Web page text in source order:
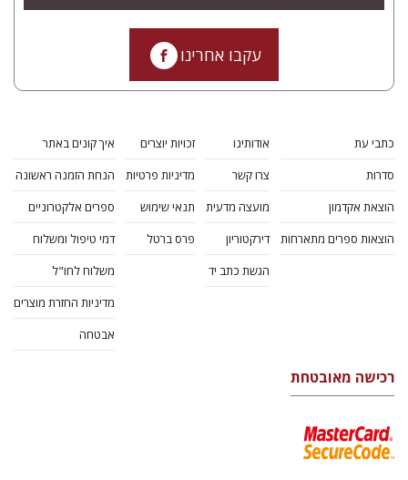
עקבו אחרינו
כתבי עת
סדרות
הוצאת אקדמון
הוצאות ספרים מתארחות
אודותינו
צרו קשר
מועצה מדעית
דירקטוריון
הגשת כתב יד
זכויות יוצרים
מדיניות פרטיות
תנאי שימוש
פרס ברטל
איך קונים באתר
הנחת הזמנה ראשונה
ספרים אלקטרוניים
דמי טיפול ומשלוח
משלוח לחו"ל
מדיניות החזרת מוצרים
אבטחה
רכישה מאובטחת